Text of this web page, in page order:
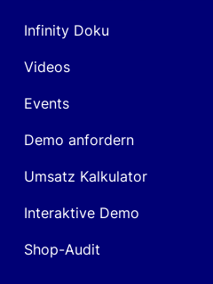
Infinity Doku
Videos
Events
Demo anfordern
Umsatz Kalkulator
Interaktive Demo
Shop-Audit